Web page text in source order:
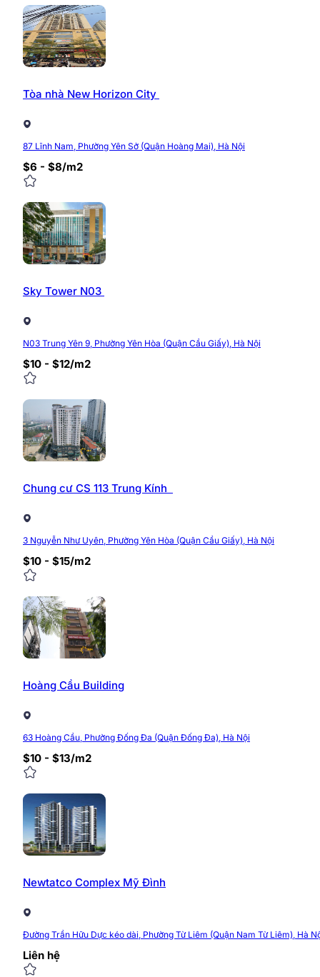
200m2 miễn phí 1 ô tô.
Ngoài ra chủ đầu tư còn mang tới rất nhiều ưu đãi
tư vấn, báo giá chính xác theo từng diện tích và hỗ
Website:https://timvanphong.com.vn/
0/5 (0 Reviews)
Tòa nhà New Horizon City
87 Lĩnh Nam, Phường Yên Sở (Quận Hoàng Mai), Hà Nội
$6 - $8/m2
Sky Tower N03
N03 Trung Yên 9, Phường Yên Hòa (Quận Cầu Giấy), Hà Nội
$10 - $12/m2
Chung cư CS 113 Trung Kính
3 Nguyễn Như Uyên, Phường Yên Hòa (Quận Cầu Giấy), Hà Nội
$10 - $15/m2
Hoàng Cầu Building
63 Hoàng Cầu, Phường Đống Đa (Quận Đống Đa), Hà Nội
$10 - $13/m2
Newtatco Complex Mỹ Đình
Đường Trần Hữu Dực kéo dài, Phường Từ Liêm (Quận Nam Từ Liêm), Hà
Liên hệ